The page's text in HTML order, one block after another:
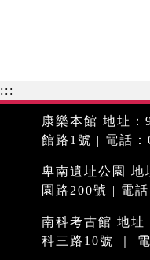
:::
康樂本館 地址：
館路1號 | 電話
卑南遺址公園 地
園路200號 | 電
南科考古館 地址
科三路10號 ｜